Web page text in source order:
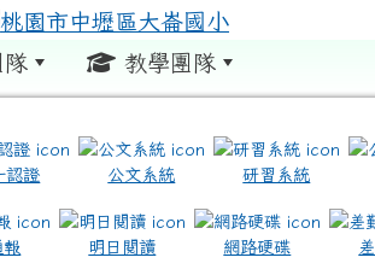
隊 教學團隊
認證 公文系統 研習系統
報 明日閱讀 網路硬碟
www.icrt.com.tw/